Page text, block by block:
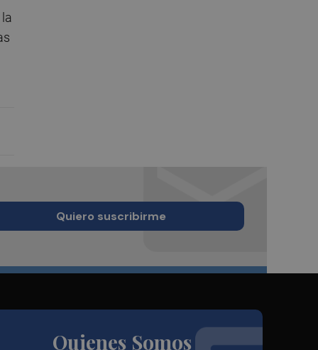
Quiero suscribirme
Quienes Somos